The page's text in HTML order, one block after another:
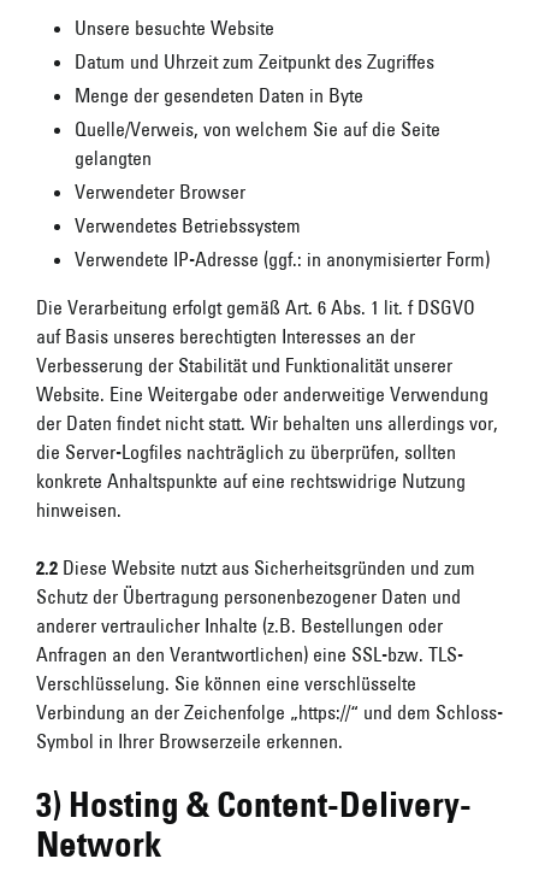
Unsere besuchte Website
Datum und Uhrzeit zum Zeitpunkt des Zugriffes
Menge der gesendeten Daten in Byte
Quelle/Verweis, von welchem Sie auf die Seite
gelangten
Verwendeter Browser
Verwendetes Betriebssystem
Verwendete IP-Adresse (ggf.: in anonymisierter Form)
Die Verarbeitung erfolgt gemäß Art. 6 Abs. 1 lit. f DSGVO
auf Basis unseres berechtigten Interesses an der
Verbesserung der Stabilität und Funktionalität unserer
Website. Eine Weitergabe oder anderweitige Verwendung
der Daten findet nicht statt. Wir behalten uns allerdings vor,
die Server-Logfiles nachträglich zu überprüfen, sollten
konkrete Anhaltspunkte auf eine rechtswidrige Nutzung
hinweisen.
2.2 Diese Website nutzt aus Sicherheitsgründen und zum
Schutz der Übertragung personenbezogener Daten und
anderer vertraulicher Inhalte (z.B. Bestellungen oder
Anfragen an den Verantwortlichen) eine SSL-bzw. TLS-
Verschlüsselung. Sie können eine verschlüsselte
Verbindung an der Zeichenfolge „https://“ und dem Schloss-
Symbol in Ihrer Browserzeile erkennen.
3) Hosting & Content-Delivery-
Network